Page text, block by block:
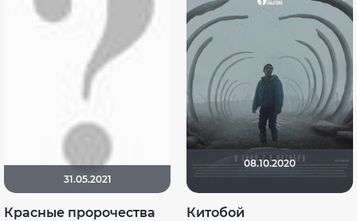
31.05.2021
Красные пророчества
08.10.2020
Китобой